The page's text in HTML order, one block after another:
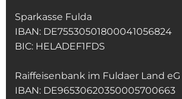
Sparkasse Fulda
IBAN: DE75530501800041056824
BIC: HELADEF1FDS
Raiffeisenbank im Fuldaer Land eG
IBAN: DE96530620350005700663